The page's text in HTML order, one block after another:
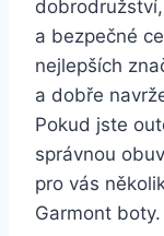
a‍ bezpečné
nejlepších‍
a dobře
‍Pokud ⁢jste​
správnou
pro vás
Garmont boty.